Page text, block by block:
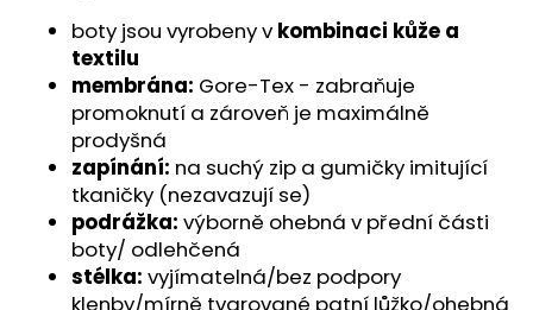
boty jsou vyrobeny v kombinaci kůže a
textilu
membrána: Gore-Tex - zabraňuje
promoknutí a zároveň je maximálně
prodyšná
zapínání: na suchý zip a gumičky imitující
tkaničky (nezavazují se)
podrážka: výborně ohebná v přední části
boty/ odlehčená
stélka: vyjímatelná/bez podpory